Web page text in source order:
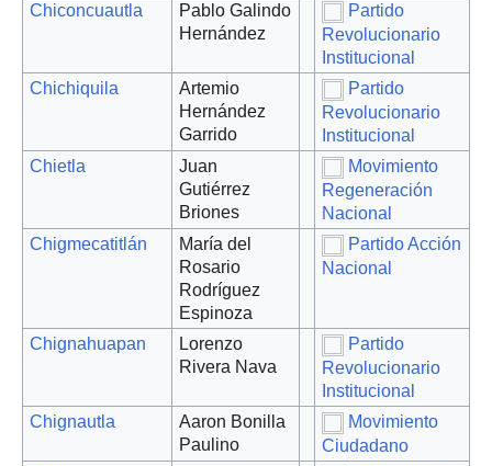
Chiconcuautla
Pablo Galindo
Hernández
Partido
Revolucionario
Institucional
Chichiquila
Artemio
Hernández
Garrido
Partido
Revolucionario
Institucional
Chietla
Juan
Gutiérrez
Briones
Movimiento
Regeneración
Nacional
Chigmecatitlán
María del
Rosario
Rodríguez
Espinoza
Partido Acción
Nacional
Chignahuapan
Lorenzo
Rivera Nava
Partido
Revolucionario
Institucional
Chignautla
Aaron Bonilla
Paulino
Movimiento
Ciudadano